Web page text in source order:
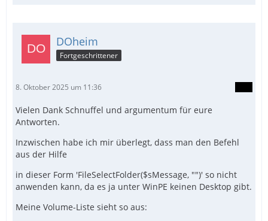
DOheim
Fortgeschrittener
8. Oktober 2025 um 11:36
Vielen Dank Schnuffel und argumentum für eure
Antworten.
Inzwischen habe ich mir überlegt, dass man den Befehl
aus der Hilfe
in dieser Form 'FileSelectFolder($sMessage, "")' so nicht
anwenden kann, da es ja unter WinPE keinen Desktop gibt.
Meine Volume-Liste sieht so aus: